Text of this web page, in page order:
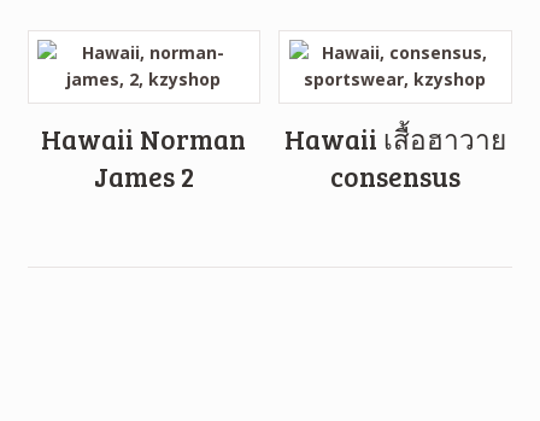
Hawaii Norman
James 2
Hawaii เสื้อฮาวาย
consensus